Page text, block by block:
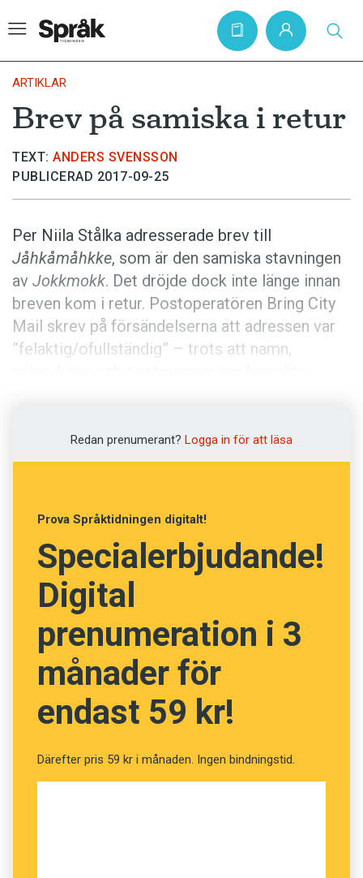
Hem
Artiklar
Skrivtips
Bokrecensioner
Kviss
Podden
Prenumerera
Press
ARTIKLAR
Brev på samiska i retur
TEXT: ANDERS SVENSSON
PUBLICERAD 2017-09-25
Per Niila Stålka adresserade brev till
Jåhkåmåhkke, som är den samiska stavningen
av Jokkmokk. Det dröjde dock inte länge innan
breven kom i retur. Postoperatören Bring City
Mail skrev på försändelserna att adressen var
”felaktig/ofullständig” – trots att namn,
Redan prenumerant? Logga in för att läsa
Prova Språktidningen digitalt!
Specialerbjudande!
Digital
prenumeration i 3
månader för
endast 59 kr!
Därefter pris 59 kr i månaden. Ingen bindningstid.